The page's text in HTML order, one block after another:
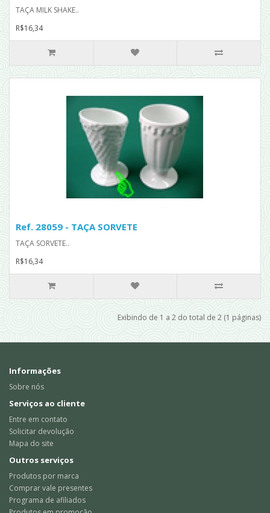
TAÇA MILK SHAKE..
R$16,34
Ref. 28059 - TAÇA SORVETE
TAÇA SORVETE..
R$16,34
Exibindo de 1 a 2 do total de 2 (1 páginas)
Informações
Sobre nós
Serviços ao cliente
Entre em contato
Solicitar devolução
Mapa do site
Outros serviços
Produtos por marca
Comprar vale presentes
Programa de afiliados